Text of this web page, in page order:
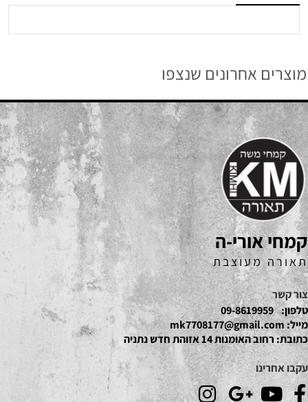
מוצרים אחרונים שנצפו
קמחי אורי-ה
תאורה מעוצבת
צור קשר
טלפון: 09-8619959
מייל:mk7708177@gmail.com
כתובת: רחוב האומנות 14 אזוהת חדש נתניה
עקבו אחרינו